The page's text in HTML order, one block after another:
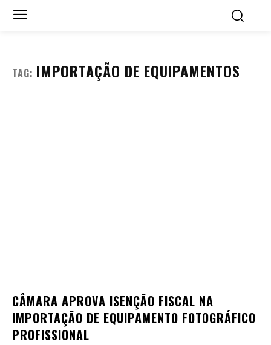
TAG: IMPORTAÇÃO DE EQUIPAMENTOS
CÂMARA APROVA ISENÇÃO FISCAL NA
IMPORTAÇÃO DE EQUIPAMENTO FOTOGRÁFICO
PROFISSIONAL